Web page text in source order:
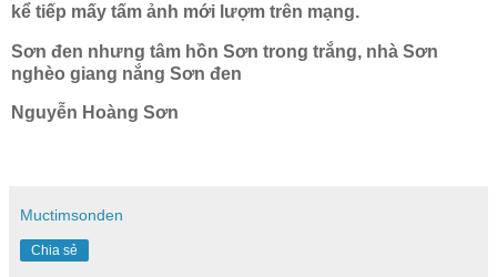
kể tiếp mấy tấm ảnh mới lượm trên mạng.
Sơn đen nhưng tâm hồn Sơn trong trắng, nhà Sơn
nghèo giang nắng Sơn đen
Nguyễn Hoàng Sơn
Muctimsonden
Chia sẻ